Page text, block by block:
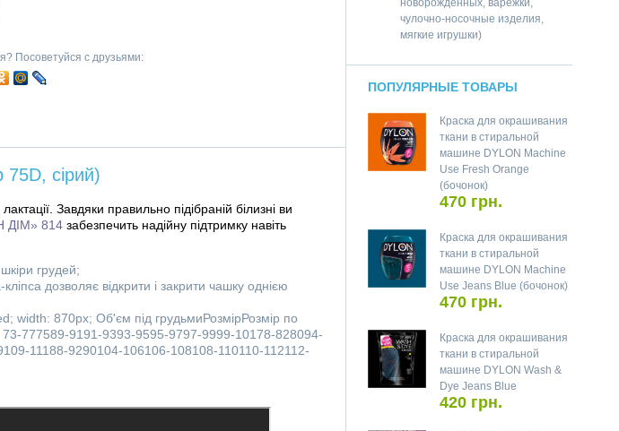
Посоветуйся с друзьями:
сірий)
Завдяки правильно підібраній білизні ви
814 забезпечить надійну підтримку навіть
грудей;
дозволяє відкрити і закрити чашку однією
width: 870px; Об'єм під грудьмиРозмірРозмір по
777589-9191-9393-9595-9797-9999-10178-828094-
11188-9290104-106106-108108-110110-112112-
новорожденных, варежки,
чулочно-носочные изделия,
мягкие игрушки)
ПОПУЛЯРНЫЕ ТОВАРЫ
Краска для окрашивания
ткани в стиральной
машине DYLON Machine
Use Fresh Orange
(бочонок)
470 грн.
Краска для окрашивания
ткани в стиральной
машине DYLON Machine
Use Jeans Blue (бочонок)
470 грн.
Краска для окрашивания
ткани в стиральной
машине DYLON Wash &
Dye Jeans Blue
420 грн.